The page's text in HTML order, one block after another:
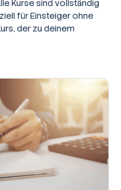
Kurse sind vollständig
für Einsteiger ohne
der zu deinem